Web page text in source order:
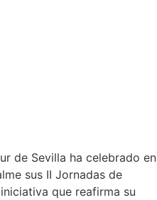
de Sevilla ha celebrado en
sus II Jornadas de
que reafirma su